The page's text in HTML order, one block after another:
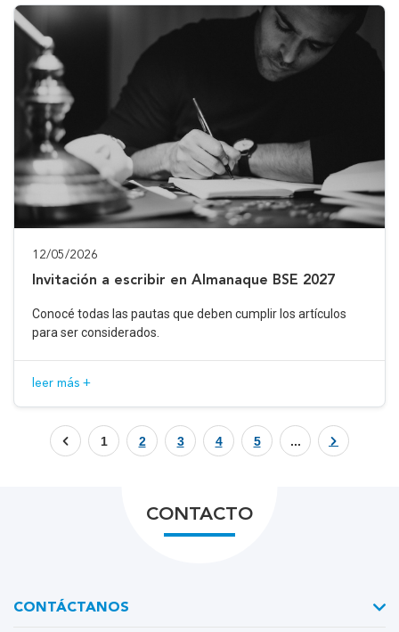
12/05/2026
Invitación a escribir en Almanaque BSE 2027
Conocé todas las pautas que deben cumplir los artículos
para ser considerados.
leer más +
1 2 3 4 5 ...
CONTACTO
CONTÁCTANOS